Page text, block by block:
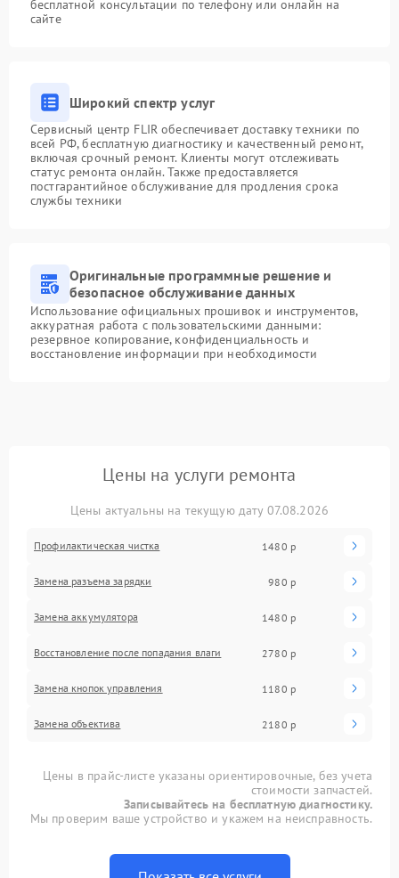
бесплатной консультации по телефону или онлайн на
сайте
Широкий спектр услуг
Сервисный центр FLIR обеспечивает доставку техники по
всей РФ, бесплатную диагностику и качественный ремонт,
включая срочный ремонт. Клиенты могут отслеживать
статус ремонта онлайн. Также предоставляется
постгарантийное обслуживание для продления срока
службы техники
Оригинальные программные решение и
безопасное обслуживание данных
Использование официальных прошивок и инструментов,
аккуратная работа с пользовательскими данными:
резервное копирование, конфиденциальность и
восстановление информации при необходимости
Цены на услуги ремонта
Цены актуальны на текущую дату 07.08.2026
Профилактическая чистка 1480 р
Замена разъема зарядки 980 р
Замена аккумулятора 1480 р
Восстановление после попадания влаги 2780 р
Замена кнопок управления 1180 р
Замена объектива 2180 р
Цены в прайс-листе указаны ориентировочные, без учета
стоимости запчастей.
Записывайтесь на бесплатную диагностику.
Мы проверим ваше устройство и укажем на неисправность.